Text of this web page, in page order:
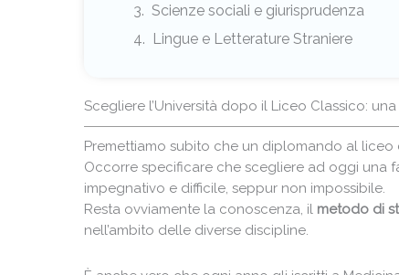
Scienze sociali e giurisprudenza
Lingue e Letterature Straniere
Scegliere l’Università dopo il Liceo Classico:
Premettiamo subito che un diplomando al liceo
Occorre specificare che scegliere ad oggi una
impegnativo e difficile, seppur non impossibile.
Resta ovviamente la conoscenza, il metodo di
nell’ambito delle diverse discipline.